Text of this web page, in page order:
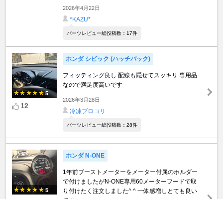
2026年4月22日
*KAZU*
パーツレビュー総投稿数：17件
5
12
ホンダ シビック (ハッチバック)
フィッティング良し 配線も隠せてスッキリ 専用品
なので満足度高いです
2026年3月28日
冷凍ブロコリ
パーツレビュー総投稿数：28件
5
ホンダ N-ONE
1年前ブーストメーターをメーター付属のホルダー
で付けましたがN-ONE専用60メーターフードで取
り付けたく注文しました^ ^ 一体感増しとても良い